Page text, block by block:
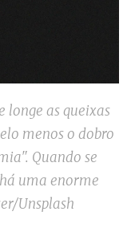
longe as queixas
menos o dobro
Quando se
uma enorme
Unsplash